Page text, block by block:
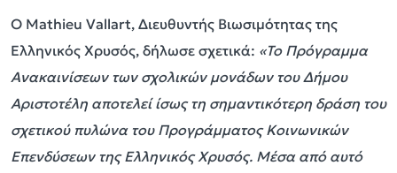
Ο Mathieu Vallart, Διευθυντής Βιωσιμότητας της
Ελληνικός Χρυσός, δήλωσε σχετικά: «Το Πρόγραμμα
Ανακαινίσεων των σχολικών μονάδων του Δήμου
Αριστοτέλη αποτελεί ίσως τη σημαντικότερη δράση του
σχετικού πυλώνα του Προγράμματος Κοινωνικών
Επενδύσεων της Ελληνικός Χρυσός. Μέσα από αυτό